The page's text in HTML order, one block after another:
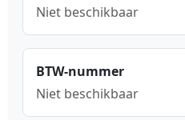
Niet beschikbaar
BTW-nummer
Niet beschikbaar